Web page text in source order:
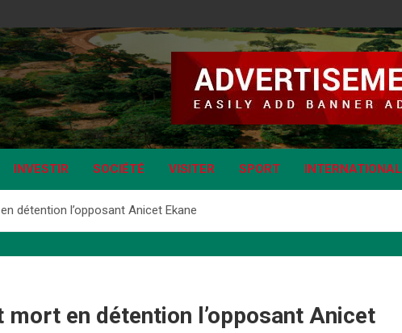
INVESTIR SOCIÉTÉ VISITER SPORT INTERNATIONAL
détention l’opposant Anicet Ekane
en détention l’opposant Anicet